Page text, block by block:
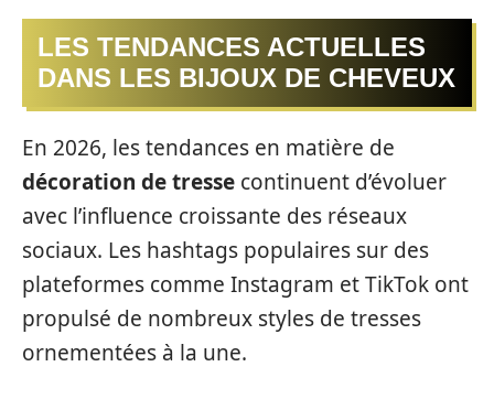
LES TENDANCES ACTUELLES
DANS LES BIJOUX DE CHEVEUX
En 2026, les tendances en matière de
décoration de tresse continuent d’évoluer
avec l’influence croissante des réseaux
sociaux. Les hashtags populaires sur des
plateformes comme Instagram et TikTok ont
propulsé de nombreux styles de tresses
ornementées à la une.